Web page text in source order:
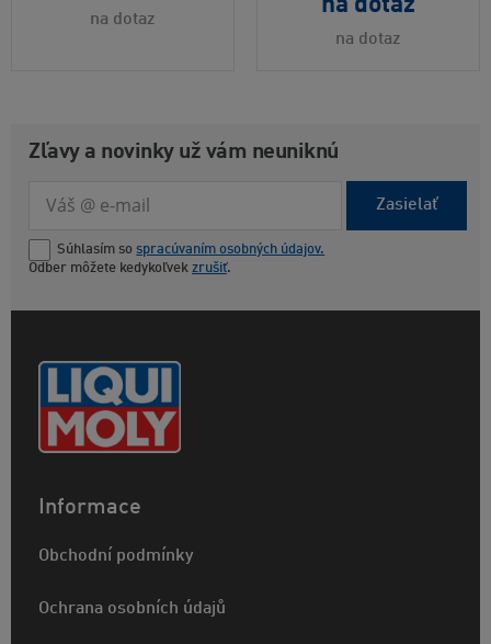
na dotaz
na dotaz
na dotaz
Zľavy a novinky už vám neuniknú
Zasielať
Súhlasím so spracúvaním osobných údajov.
Odber môžete kedykoľvek zrušiť.
Informace
Obchodní podmínky
Ochrana osobních údajů